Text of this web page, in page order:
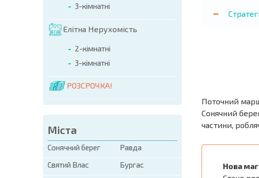
3-кімнатні
Елітна Нерухомість
2-кімнатні
3-кімнатні
РОЗСРОЧКА!
Міста
Сонячний берег
Равда
Святий Влас
Бургас
Поточний
Сонячний
частини,
Нова